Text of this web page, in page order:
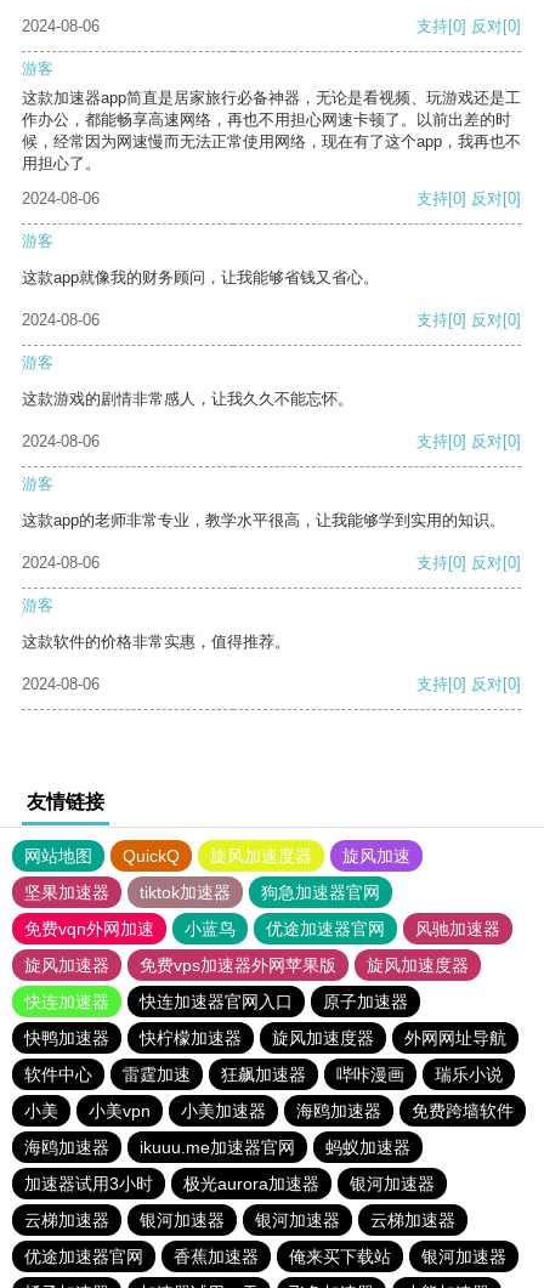
2024-08-06 支持[0] 反对[0]
游客
这款加速器app简直是居家旅行必备神器，无论是看视频、玩游戏还是工
作办公，都能畅享高速网络，再也不用担心网速卡顿了。以前出差的时
候，经常因为网速慢而无法正常使用网络，现在有了这个app，我再也不
用担心了。
2024-08-06
支持[0] 反对[0]
游客
这款app就像我的财务顾问，让我能够省钱又省心。
2024-08-06 支持[0] 反对[0]
游客
这款游戏的剧情非常感人，让我久久不能忘怀。
2024-08-06 支持[0] 反对[0]
游客
这款app的老师非常专业，教学水平很高，让我能够学到实用的知识。
2024-08-06 支持[0] 反对[0]
游客
这款软件的价格非常实惠，值得推荐。
2024-08-06 支持[0] 反对[0]
友情链接
网站地图 QuickQ 旋风加速度器
旋风加速
坚果加速器
tiktok加速器
狗急加速器官网
免费vqn外网加速
小蓝鸟 优途加速器官网
风驰加速器
旋风加速器
免费vps加速器外网苹果版
旋风加速度器
快连加速器
快连加速器官网入口
原子加速器
快鸭加速器
快柠檬加速器 旋风加速度器
外网网址导航
软件中心
雷霆加速 狂飙加速器 哔咔漫画
瑞乐小说
小美
小美vpn 小美加速器 海鸥加速器
免费跨墙软件
海鸥加速器
ikuuu.me加速器官网
蚂蚁加速器
加速器试用3小时
极光aurora加速器
银河加速器
云梯加速器
银河加速器 银河加速器
云梯加速器
优途加速器官网
香蕉加速器 俺来买下载站
银河加速器